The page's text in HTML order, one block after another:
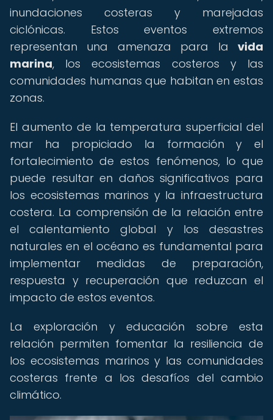
inundaciones costeras y marejadas
ciclónicas. Estos eventos extremos
representan una amenaza para la vida
marina, los ecosistemas costeros y las
comunidades humanas que habitan en estas
zonas.
El aumento de la temperatura superficial del
mar ha propiciado la formación y el
fortalecimiento de estos fenómenos, lo que
puede resultar en daños significativos para
los ecosistemas marinos y la infraestructura
costera. La comprensión de la relación entre
el calentamiento global y los desastres
naturales en el océano es fundamental para
implementar medidas de preparación,
respuesta y recuperación que reduzcan el
impacto de estos eventos.
La exploración y educación sobre esta
relación permiten fomentar la resiliencia de
los ecosistemas marinos y las comunidades
costeras frente a los desafíos del cambio
climático.